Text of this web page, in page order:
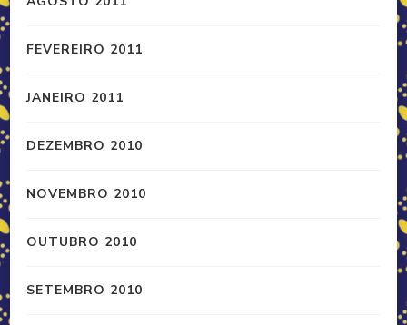
FEVEREIRO 2011
JANEIRO 2011
DEZEMBRO 2010
NOVEMBRO 2010
OUTUBRO 2010
SETEMBRO 2010